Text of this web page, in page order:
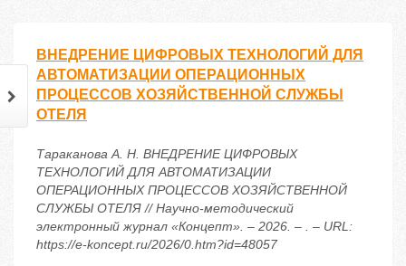
ВНЕДРЕНИЕ ЦИФРОВЫХ ТЕХНОЛОГИЙ ДЛЯ
АВТОМАТИЗАЦИИ ОПЕРАЦИОННЫХ
ПРОЦЕССОВ ХОЗЯЙСТВЕННОЙ СЛУЖБЫ
ОТЕЛЯ
Тараканова А. Н. ВНЕДРЕНИЕ ЦИФРОВЫХ
ТЕХНОЛОГИЙ ДЛЯ АВТОМАТИЗАЦИИ
ОПЕРАЦИОННЫХ ПРОЦЕССОВ ХОЗЯЙСТВЕННОЙ
СЛУЖБЫ ОТЕЛЯ // Научно-методический
электронный журнал «Концепт». – 2026. – . – URL:
https://e-koncept.ru/2026/0.htm?id=48057